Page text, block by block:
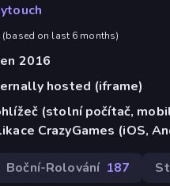
(based on last 6 months)
2016
hosted (iframe)
(stolní počítač,
CrazyGames (iOS,
Boční-Rolování 187